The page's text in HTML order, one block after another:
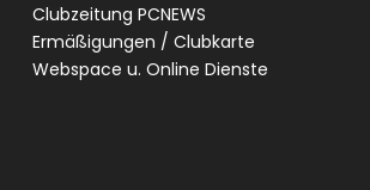
Clubzeitung PCNEWS
Ermäßigungen / Clubkarte
Webspace u. Online Dienste